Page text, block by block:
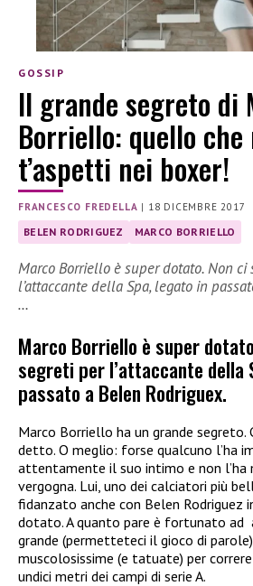
GOSSIP
Il grande segreto di
Borriello: quello che
t’aspetti nei boxer!
FRANCESCO FREDELLA | 18 DICEMBRE 2017
BELEN RODRIGUEZ MARCO BORRIELLO
Marco Borriello è super dotato. Non
l’attaccante della Spa, legato in
…
Marco Borriello è super
segreti per l’attaccante della
passato a Belen Rodriguex.
Marco Borriello ha un grande segreto.
detto. O meglio: forse qualcuno l’ha
attentamente il suo intimo e non l’ha
vergogna. Lui, uno dei calciatori più
fidanzato anche con Belen Rodriguez
dotato. A quanto pare è fortunato ad
grande (permetteteci il gioco di
muscolosissime (e tatuate) per
undici metri dei campi di serie A.